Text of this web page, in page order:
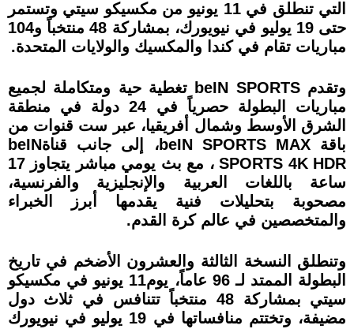
التي تنطلق في 11 يونيو من مكسيكو سيتي وتستمر
حتى 19 يوليو في نيويورك، بمشاركة 48 منتخباً و104
مباريات تقام في كندا والمكسيك والولايات المتحدة.
وتقدم beIN SPORTS تغطية حية ومتكاملة لجميع
مباريات البطولة حصرياً في 24 دولة في منطقة
الشرق الأوسط وشمال أفريقيا، عبر ست قنوات من
باقة beIN SPORTS MAX، إلى جانب قناةbeIN
SPORTS 4K HDR ، مع بث يومي مباشر يتجاوز 17
ساعة باللغات العربية والإنجليزية والفرنسية،
مصحوبة بتحليلات فنية يقدمها أبرز الخبراء
والمتخصصين في عالم كرة القدم.
وتنطلق النسخة الثالثة والعشرون الأضخم في تاريخ
البطولة الممتد لـ 96 عاماً، يوم11 يونيو في مكسيكو
سيتي بمشاركة 48 منتخباً تتنافس في ثلاث دول
مضيفة، وتختتم منافساتها في 19 يوليو في نيويورك